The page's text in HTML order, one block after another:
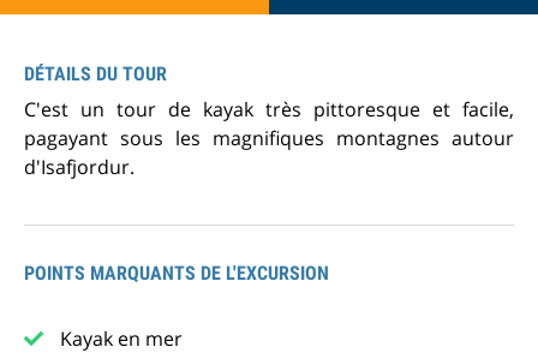
DÉTAILS DU TOUR
C'est un tour de kayak très pittoresque et facile,
pagayant sous les magnifiques montagnes autour
d'Isafjordur.
POINTS MARQUANTS DE L'EXCURSION
Kayak en mer